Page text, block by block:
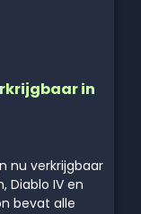
in
nu verkrijgbaar
Diablo IV en
bevat alle